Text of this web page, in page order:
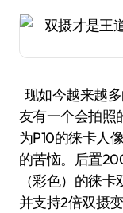
现如今越来越
友有一个会拍照
为P10的徕卡人
的苦恼。后置
（彩色）的徕
并支持2倍双摄